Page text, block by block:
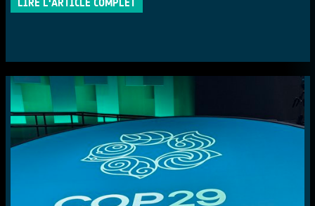
LIRE L'ARTICLE COMPLET